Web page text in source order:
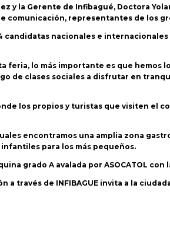
y la Gerente de Infibagué, Doctora
comunicación, representantes de los
candidatas nacionales e
feria, lo más importante es que
de clases sociales a disfrutar en
los propios y turistas que visiten
encontramos una amplia zona
para los más pequeños.
grado A avalada por ASOCATOL
través de INFIBAGUE invita a la